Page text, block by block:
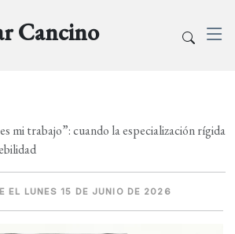
Cancino
mi trabajo”: cuando la especialización rígida
EL LUNES 15 DE JUNIO DE 2026